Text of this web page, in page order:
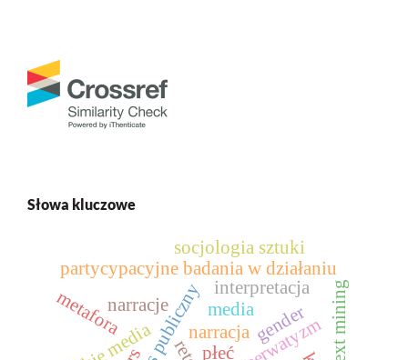
Słowa kluczowe
narracje media
partycypacyjne badania w działaniu
narracja
płeć
gender text mining
socjologia sztuki
interpretacja
metafora